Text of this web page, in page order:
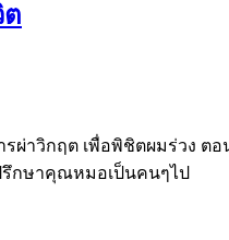
ต
าวิกฤต เพื่อพิชิตผมร่วง ต
รึกษาคุณหมอเป็นคนๆไป